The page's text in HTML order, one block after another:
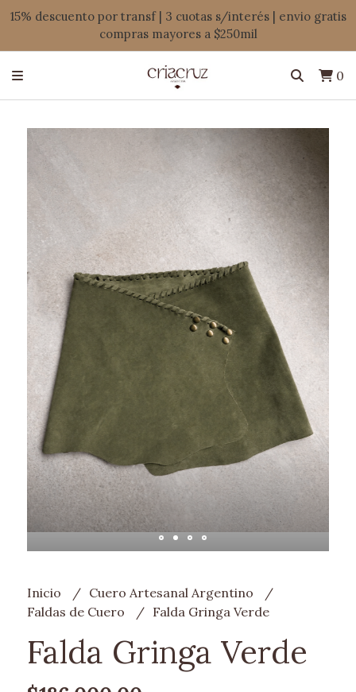
15% descuento por transf | 3 cuotas s/interés | envio gratis
compras mayores a $250mil
0
Inicio
Cuero Artesanal Argentino
Faldas de Cuero
Falda Gringa Verde
Falda Gringa Verde